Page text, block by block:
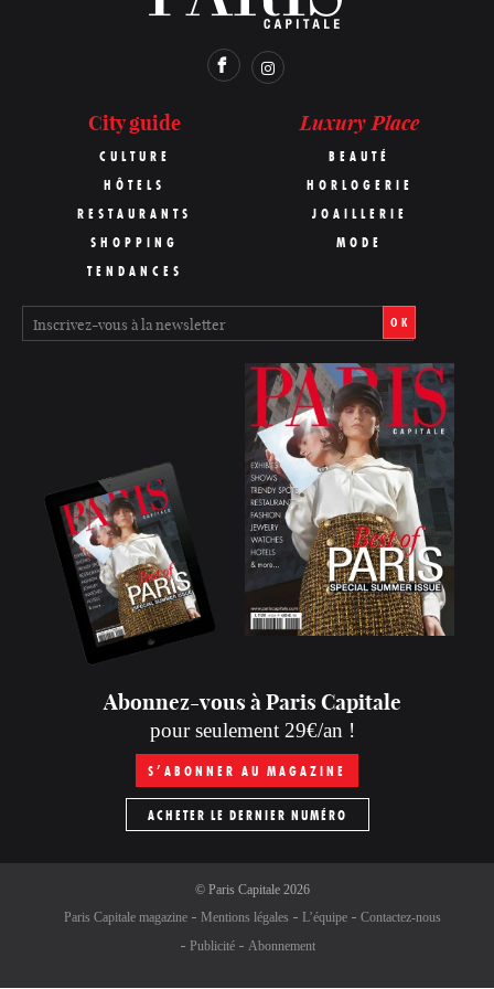
City guide
CULTURE
HÔTELS
RESTAURANTS
SHOPPING
TENDANCES
Luxury Place
BEAUTÉ
HORLOGERIE
JOAILLERIE
MODE
OK
Abonnez-vous à Paris Capitale
pour seulement 29€/an !
S’ABONNER AU MAGAZINE
ACHETER LE DERNIER NUMÉRO
© Paris Capitale2026
Paris Capitale magazine
Mentions légales L’équipe
Contactez-nous
Publicité
Abonnement